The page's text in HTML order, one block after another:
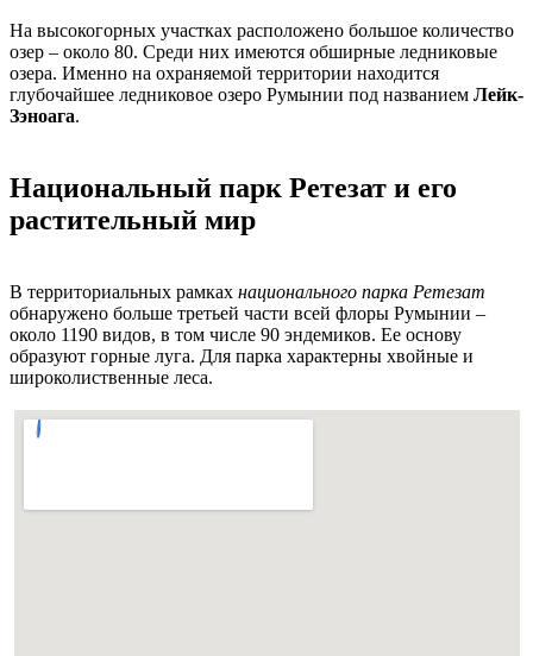
На высокогорных участках расположено большое количество
озер – около 80. Среди них имеются обширные ледниковые
озера. Именно на охраняемой территории находится
глубочайшее ледниковое озеро Румынии под названием Лейк-
Зэноага.
Национальный парк Ретезат и его
растительный мир
В территориальных рамках национального парка Ретезат
обнаружено больше третьей части всей флоры Румынии –
около 1190 видов, в том числе 90 эндемиков. Ее основу
образуют горные луга. Для парка характерны хвойные и
широколиственные леса.